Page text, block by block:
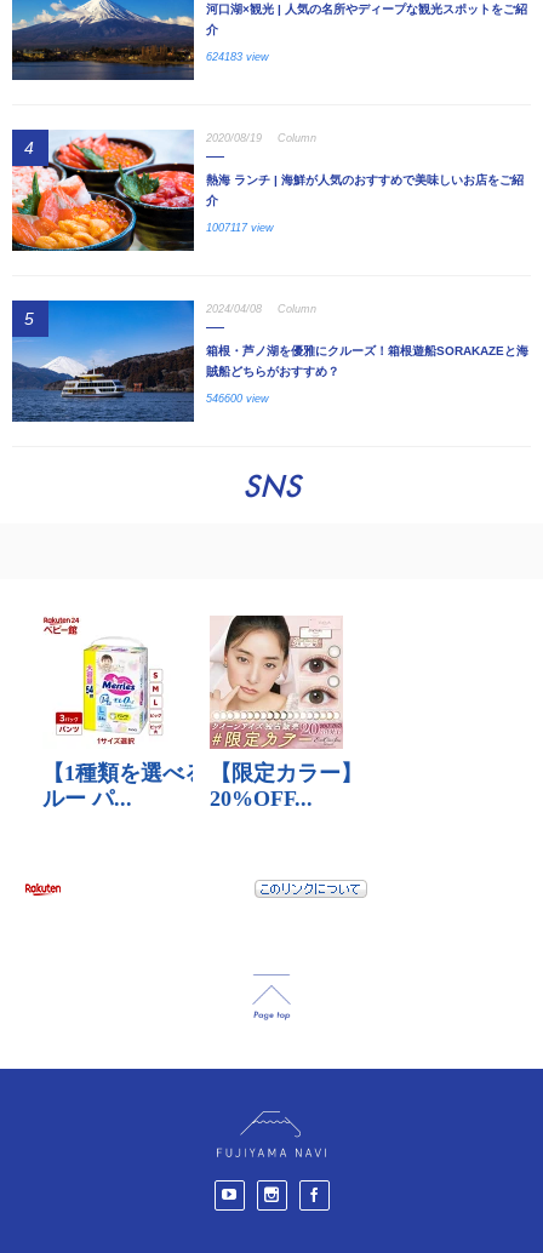
河口湖×観光 | 人気の名所やディープな観光スポットをご紹
介
624183 view
4 2020/08/19 Column
熱海 ランチ | 海鮮が人気のおすすめで美味しいお店をご紹
介
1007117 view
5 2024/04/08 Column
箱根・芦ノ湖を優雅にクルーズ！箱根遊船SORAKAZEと海
賊船どちらがおすすめ？
546600 view
SNS